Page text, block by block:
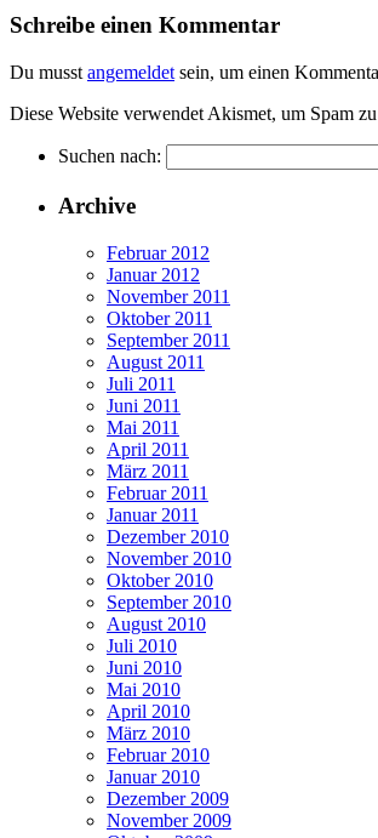
Schreibe einen Kommentar
Du musst angemeldet sein, um einen
Diese Website verwendet Akismet, um Spam
Suchen nach:
Archive
Februar 2012
Januar 2012
November 2011
Oktober 2011
September 2011
August 2011
Juli 2011
Juni 2011
Mai 2011
April 2011
März 2011
Februar 2011
Januar 2011
Dezember 2010
November 2010
Oktober 2010
September 2010
August 2010
Juli 2010
Juni 2010
Mai 2010
April 2010
März 2010
Februar 2010
Januar 2010
Dezember 2009
November 2009